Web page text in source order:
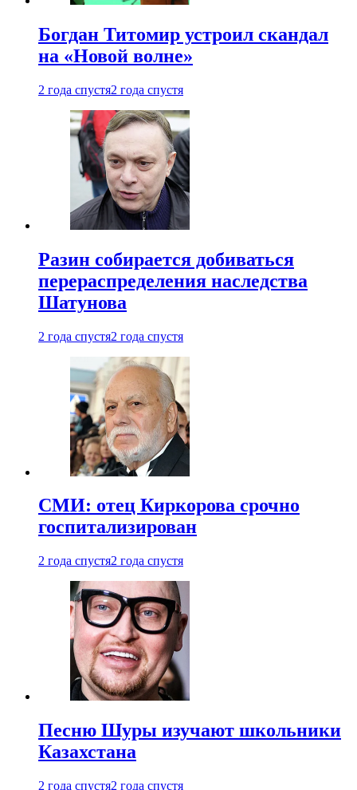
Богдан Титомир устроил скандал
на «Новой волне»
2 года спустя2 года спустя
Разин собирается добиваться
перераспределения наследства
Шатунова
2 года спустя2 года спустя
СМИ: отец Киркорова срочно
госпитализирован
2 года спустя2 года спустя
Песню Шуры изучают школьники
Казахстана
2 года спустя2 года спустя